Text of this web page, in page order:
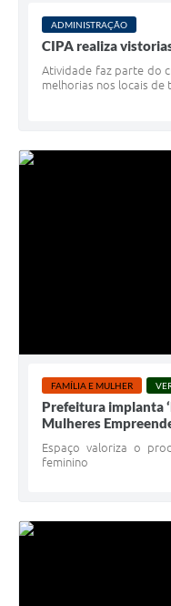
ADMINISTRAÇÃO
CIPA realiza
Atividade faz parte do
melhorias nos locais de
FAMÍLIA E MULHER
Prefeitura implanta
Mulheres
Espaço valoriza o
feminino